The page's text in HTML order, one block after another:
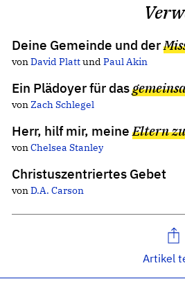
Deine Gemeinde und der
vonDavid Plattund Paul Akin
Ein Plädoyer für das
vonZach Schlegel
Herr, hilf mir, meineEltern
vonChelsea Stanley
Christuszentriertes Gebet
vonD.A. Carson
Artikel